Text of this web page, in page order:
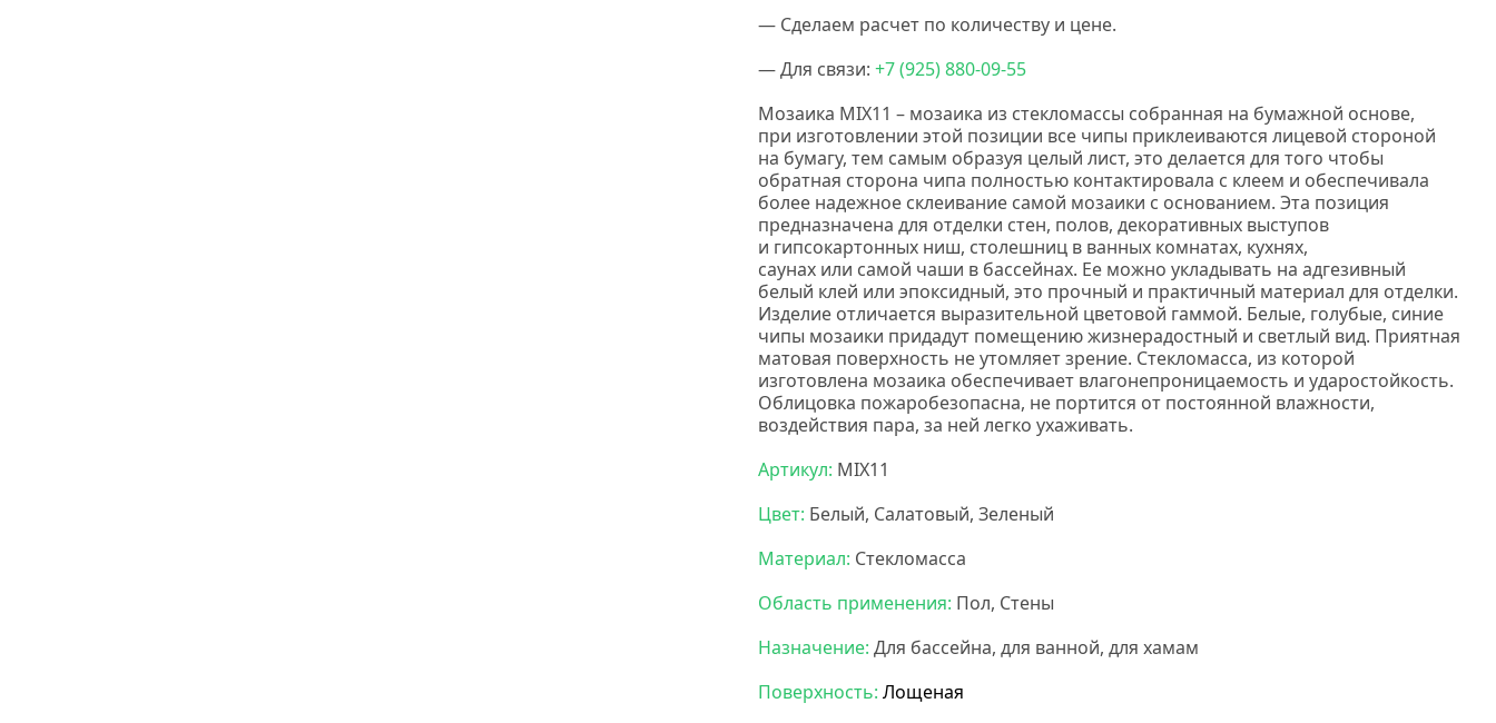
— Сделаем расчет по количеству и цене.
— Для связи: +7(925) 880-09-55
Мозаика MIX11 – мозаика из стекломассы собранная на бумажной основе,
при изготовлении этой позиции все чипы приклеиваются лицевой стороной
на бумагу, тем самым образуя целый лист, это делается для того чтобы
обратная сторона чипа полностью контактировала с клеем и обеспечивала
более надежное склеивание самой мозаики с основанием. Эта позиция
предназначена для отделки стен, полов, декоративных выступов
и гипсокартонных ниш, столешниц в ванных комнатах, кухнях,
саунах или самой чаши в бассейнах. Ее можно укладывать на адгезивный
белый клей или эпоксидный, это прочный и практичный материал для отделки.
Изделие отличается выразительной цветовой гаммой. Белые, голубые, синие
чипы мозаики придадут помещению жизнерадостный и светлый вид. Приятная
матовая поверхность не утомляет зрение. Стекломасса, из которой
изготовлена мозаика обеспечивает влагонепроницаемость и ударостойкость.
Облицовка пожаробезопасна, не портится от постоянной влажности,
воздействия пара, за ней легко ухаживать.
Артикул: MIX11
Цвет: Белый, Салатовый, Зеленый
Материал: Стекломасса
Область применения: Пол, Стены
Назначение: Для бассейна, для ванной, для хамам
Поверхность: Лощеная